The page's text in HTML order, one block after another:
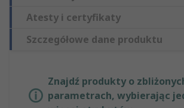
Atesty i certyfikaty
Szczegółowe dane produktu
Znajdź produkty o
parametrach, wybierając